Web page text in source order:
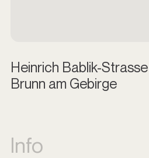
Heinrich Bablik-
Brunn am Gebirge
Info